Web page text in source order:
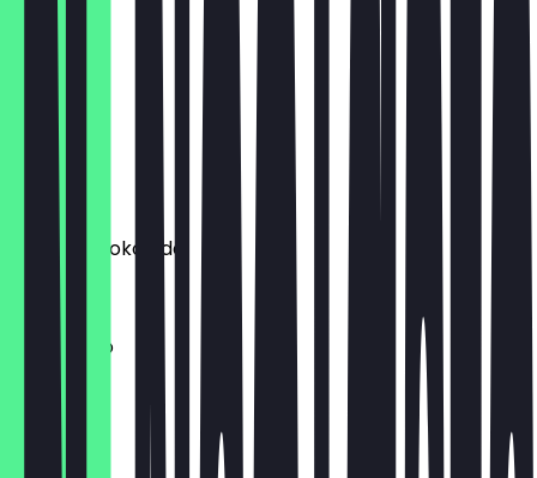
Espresso
€ 2,20
Flat White
€ 3,70
Weiße Schokolade
€ 4,50
Americano
Kakao